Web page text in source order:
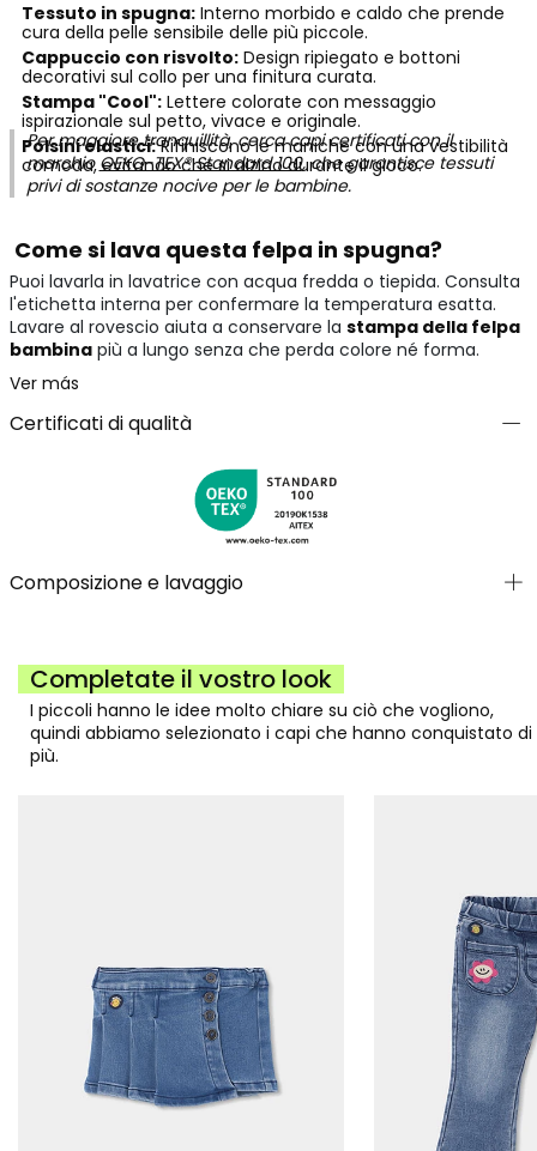
Tessuto in spugna:Interno morbido e caldo che prende
cura della pelle sensibile delle più piccole.
Cappuccio con risvolto:Design ripiegato e bottoni
decorativi sul collo per una finitura curata.
Stampa "Cool":Lettere colorate con messaggio
ispirazionale sul petto, vivace e originale.
Polsini elastici:Rifiniscono le maniche con una vestibilità
comoda, evitando che si alzino durante il gioco.
Per maggiore tranquillità, cerca capi certificati con il
marchioOEKO-TEX® Standard 100, che garantisce tessuti
privi di sostanze nocive per le bambine.
Come si lava questa felpa in spugna?
Puoi lavarla in lavatrice con acqua fredda o tiepida. Consulta
l'etichetta interna per confermare la temperatura esatta.
Lavare al rovescio aiuta a conservare la stampa della felpa
bambinapiù a lungo senza che perda colore né forma.
Ver más
Certificati di qualità
Composizione e lavaggio
Completate il vostro look
I piccoli hanno le idee molto chiare su ciò che vogliono,
quindi abbiamo selezionato i capi che hanno conquistato di
più.